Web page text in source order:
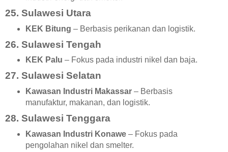
25. Sulawesi Utara
KEK Bitung – Berbasis perikanan dan logistik.
26. Sulawesi Tengah
KEK Palu – Fokus pada industri nikel dan baja.
27. Sulawesi Selatan
Kawasan Industri Makassar– Berbasis
manufaktur, makanan, dan logistik.
28. Sulawesi Tenggara
Kawasan Industri Konawe– Fokus pada
pengolahan nikel dan smelter.